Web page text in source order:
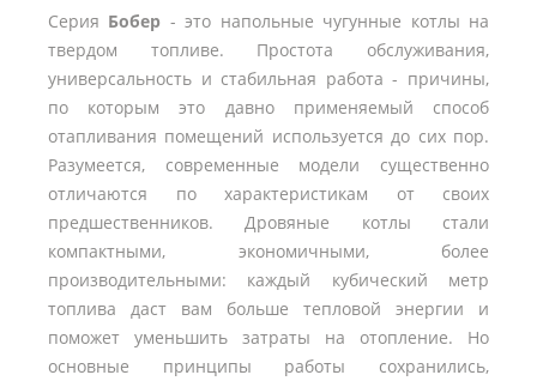
Серия Бобер - это напольные чугунные котлы на
твердом топливе. Простота обслуживания,
универсальность и стабильная работа - причины,
по которым это давно применяемый способ
отапливания помещений используется до сих пор.
Разумеется, современные модели существенно
отличаются по характеристикам от своих
предшественников. Дровяные котлы стали
компактными, экономичными, более
производительными: каждый кубический метр
топлива даст вам больше тепловой энергии и
поможет уменьшить затраты на отопление. Но
основные принципы работы сохранились,